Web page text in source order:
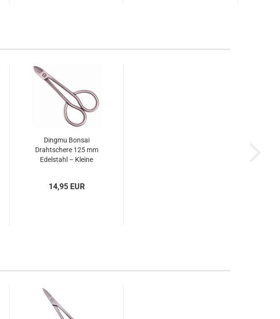
Dingmu Bonsai
Drahtschere 125 mm
Edelstahl – Kleine
14,95 EUR